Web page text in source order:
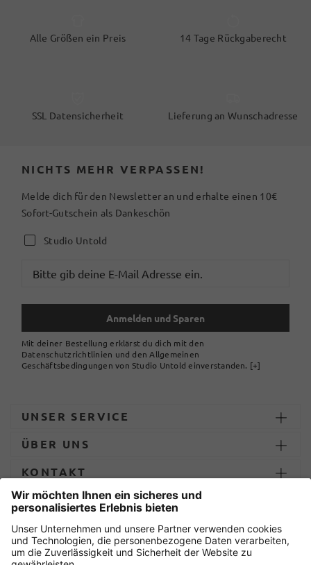
Alle Größen ein Preis 14 Tage Rückgaberecht
SSL Datensicherheit Lieferung an Wunschadresse
NICHTS MEHR VERPASSEN!
Melde dich für den Newsletter an und erhalte einen 10€
Sofort-Gutschein als Dankeschön
Studio Untold
Anmelden und Sparen
Mit deiner Bestellung erklärst du dich mit den
Datenschutzrichtlinien und den Allgemeinen
Geschäftsbedingungen von Studio Untold einverstanden. [+]
UNSER SERVICE
ÜBER UNS
KONTAKT
ZAHLUNG UND LIEFERUNG
Sicher einkaufen mit